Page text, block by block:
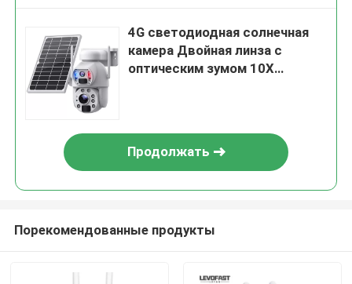
4G светодиодная солнечная
камера Двойная линза с
оптическим зумом 10X
Продолжать
Порекомендованные продукты